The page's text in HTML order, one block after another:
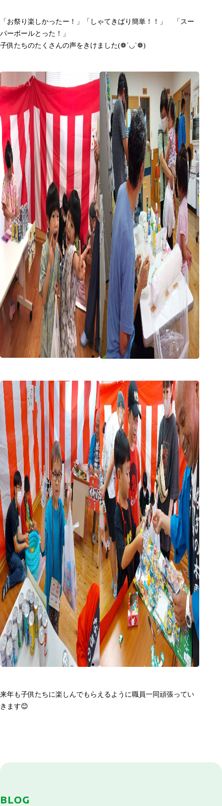
「お祭り楽しかったー！」「しゃてきばり簡単！！」 「スー
パーボールとった！」
子供たちのたくさんの声をきけました(❁´◡`❁)
来年も子供たちに楽しんでもらえるように職員一同頑張ってい
きます😊
BLOG